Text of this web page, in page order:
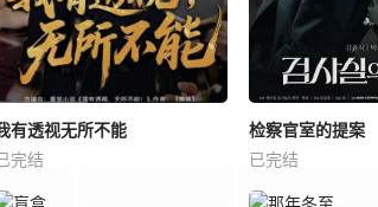
有透视无所不能
完结
检察官室的提案
已完结